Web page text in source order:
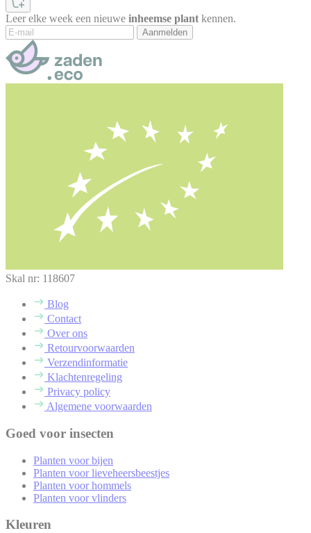
Leer elke week een nieuwe inheemse plant kennen.
Aanmelden
Skal nr: 118607
Blog
Contact
Over ons
Retourvoorwaarden
Verzendinformatie
Klachtenregeling
Privacy policy
Algemene voorwaarden
Goed voor insecten
Planten voor bijen
Planten voor lieveheersbeestjes
Planten voor hommels
Planten voor vlinders
Kleuren